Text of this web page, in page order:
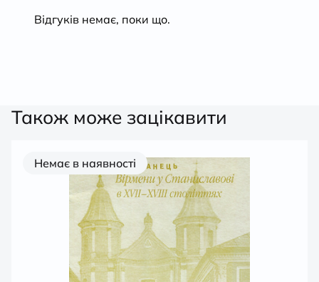
Відгуків немає, поки що.
Також може зацікавити
Немає в наявності